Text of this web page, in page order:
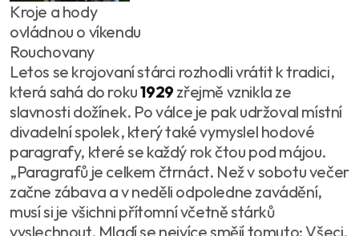
Kroje a hody
ovládnou o víkendu
Rouchovany
Letos se krojovaní stárci rozhodli vrátit k tradici,
která sahá do roku1929 zřejmě vznikla ze
slavnosti dožínek. Po válce je pak udržoval místní
divadelní spolek, který také vymyslel hodové
paragrafy, které se každý rok čtou pod májou.
„Paragrafů je celkem čtrnáct. Než v sobotu večer
začne zábava a v neděli odpoledne zavádění,
musí si je všichni přítomní včetně stárků
vyslechnout. Mladí se nejvíce smějí tomuto: Všeci,